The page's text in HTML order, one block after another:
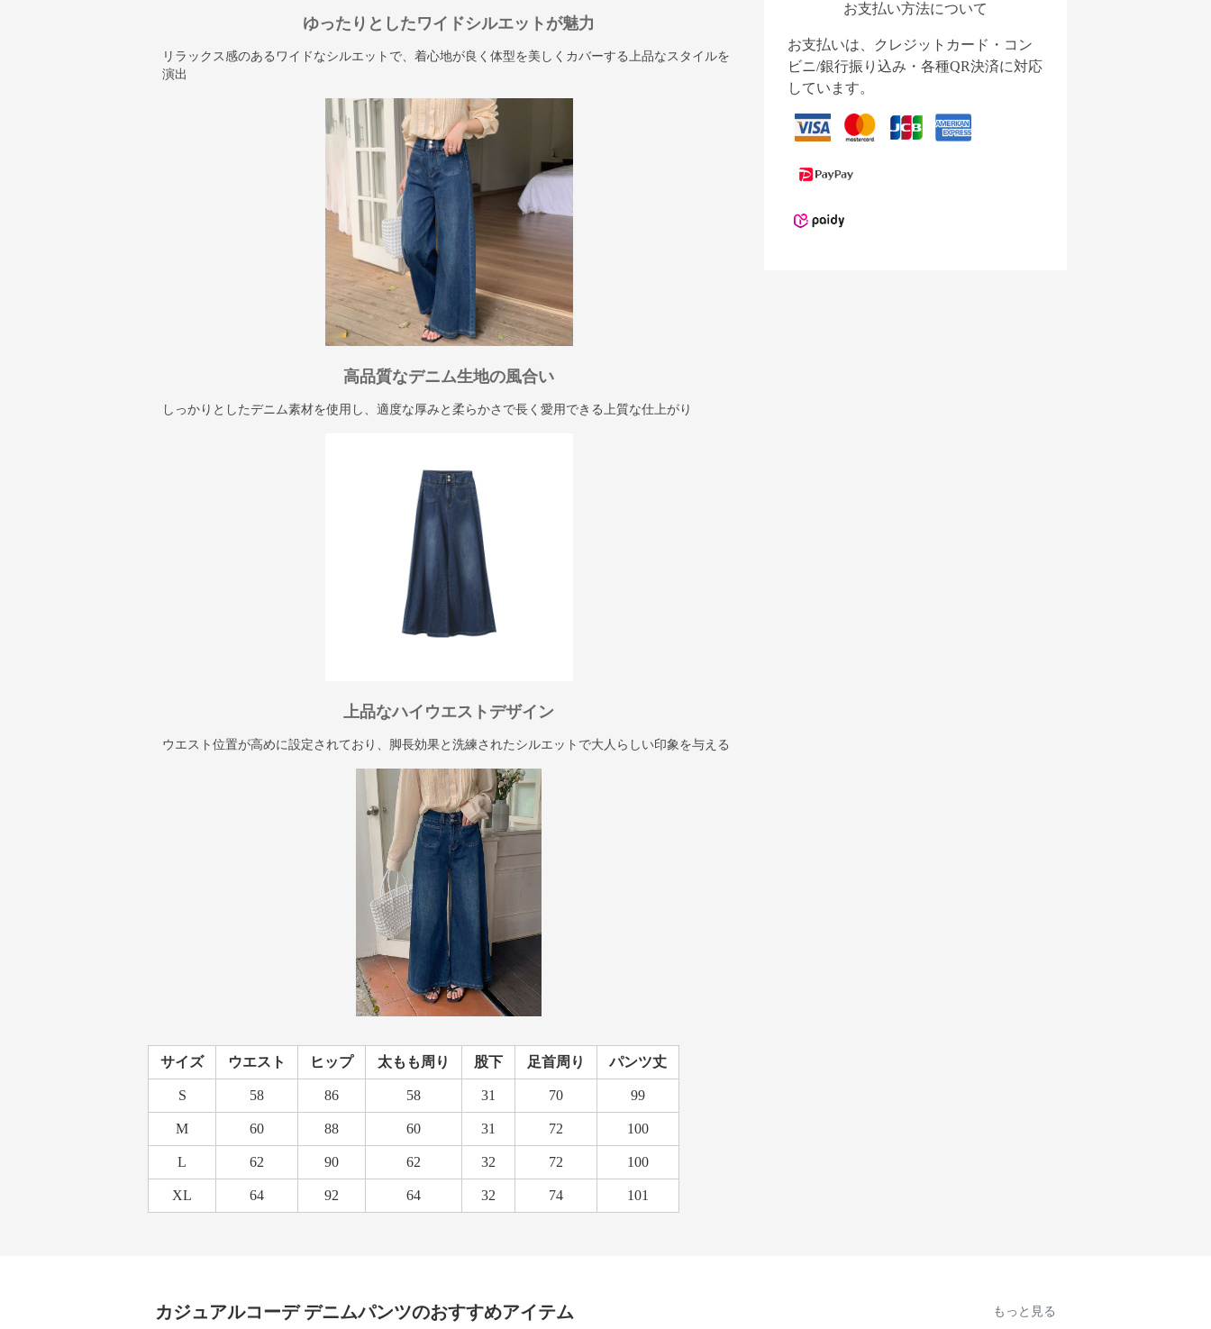
ゆったりとしたワイドシルエットが魅力
リラックス感のあるワイドなシルエットで、着心地が良く体型を美しくカバーする上品なスタイルを
演出
高品質なデニム生地の風合い
しっかりとしたデニム素材を使用し、適度な厚みと柔らかさで長く愛用できる上質な仕上がり
上品なハイウエストデザイン
ウエスト位置が高めに設定されており、脚長効果と洗練されたシルエットで大人らしい印象を与える
サイズ ウエスト ヒップ 太もも周り 股下 足首周り パンツ丈
S 58 86 58 31 70 99
M 60 88 60 31 72 100
L 62 90 62 32 72 100
XL 64 92 64 32 74 101
お支払い方法について
お支払いは、クレジットカード・コン
ビニ/銀行振り込み・各種QR決済に対応
しています。
カジュアルコーデ デニムパンツのおすすめアイテム もっと見る